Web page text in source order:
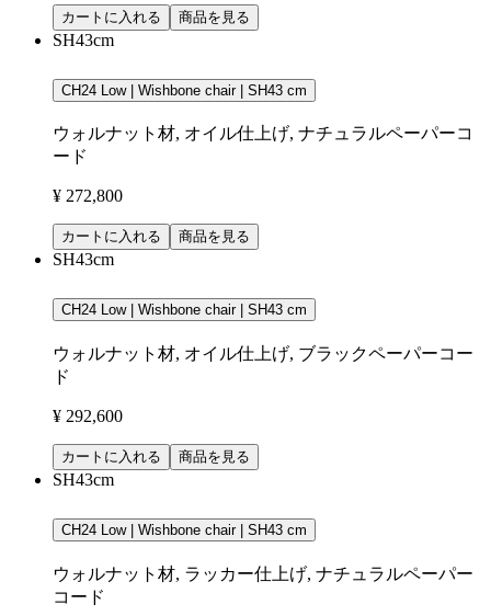
カートに入れる 商品を見る
SH43cm
CH24 Low | Wishbone chair | SH43 cm
ウォルナット材, オイル仕上げ, ナチュラルペーパーコ
ード
¥ 272,800
カートに入れる 商品を見る
SH43cm
CH24 Low | Wishbone chair | SH43 cm
ウォルナット材, オイル仕上げ, ブラックペーパーコー
ド
¥ 292,600
カートに入れる 商品を見る
SH43cm
CH24 Low | Wishbone chair | SH43 cm
ウォルナット材, ラッカー仕上げ, ナチュラルペーパー
コード